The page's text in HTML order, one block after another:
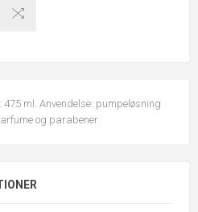
ml. Anvendelse: pumpeløsning
og parabener